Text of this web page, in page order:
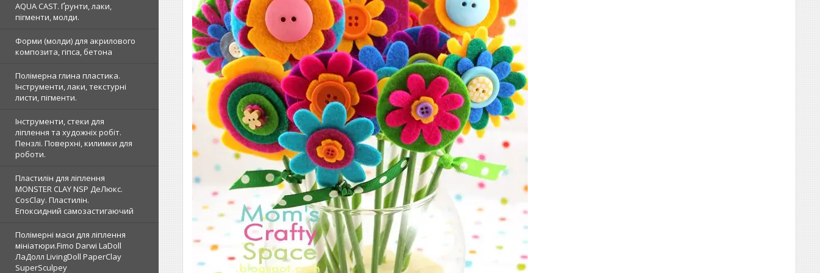
AQUA CAST. Ґрунти, лаки,
пігменти, молди.
Форми (молди) для акрилового
композита, гіпса, бетона
Полімерна глина пластика.
Інструменти, лаки, текстурні
листи, пігменти.
Інструменти, стеки для
ліплення та художніх робіт.
Пензлі. Поверхні, килимки для
роботи.
Пластилін для ліплення
MONSTER CLAY NSP ДеЛюкс.
CosClay. Пластилін.
Епоксидний самозастигаючий
Полімерні маси для ліплення
мініатюри.Fimo Darwi LaDoll
ЛаДолл LivingDoll PaperClay
SuperSculpey